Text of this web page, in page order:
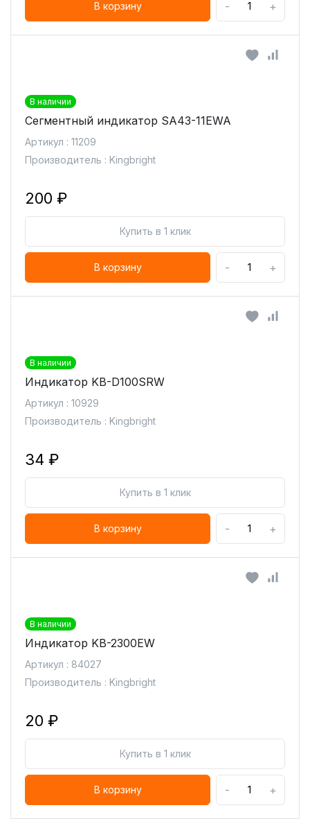
В корзину - +
В наличии
Сегментный индикатор SA43-11EWA
Артикул : 11209
Производитель : Kingbright
200 ₽
Купить в 1 клик
В корзину - +
В наличии
Индикатор KB-D100SRW
Артикул : 10929
Производитель : Kingbright
34 ₽
Купить в 1 клик
В корзину - +
В наличии
Индикатор KB-2300EW
Артикул : 84027
Производитель : Kingbright
20 ₽
Купить в 1 клик
В корзину - +